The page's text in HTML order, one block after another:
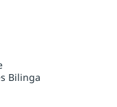
Bilinga